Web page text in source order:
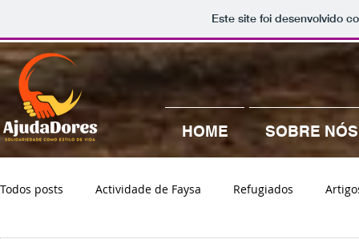
Este site foi desenvolvido
HOME SOBRE NÓS
Todos posts Actividade de Faysa Refugiados